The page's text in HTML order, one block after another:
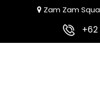
Zam Zam